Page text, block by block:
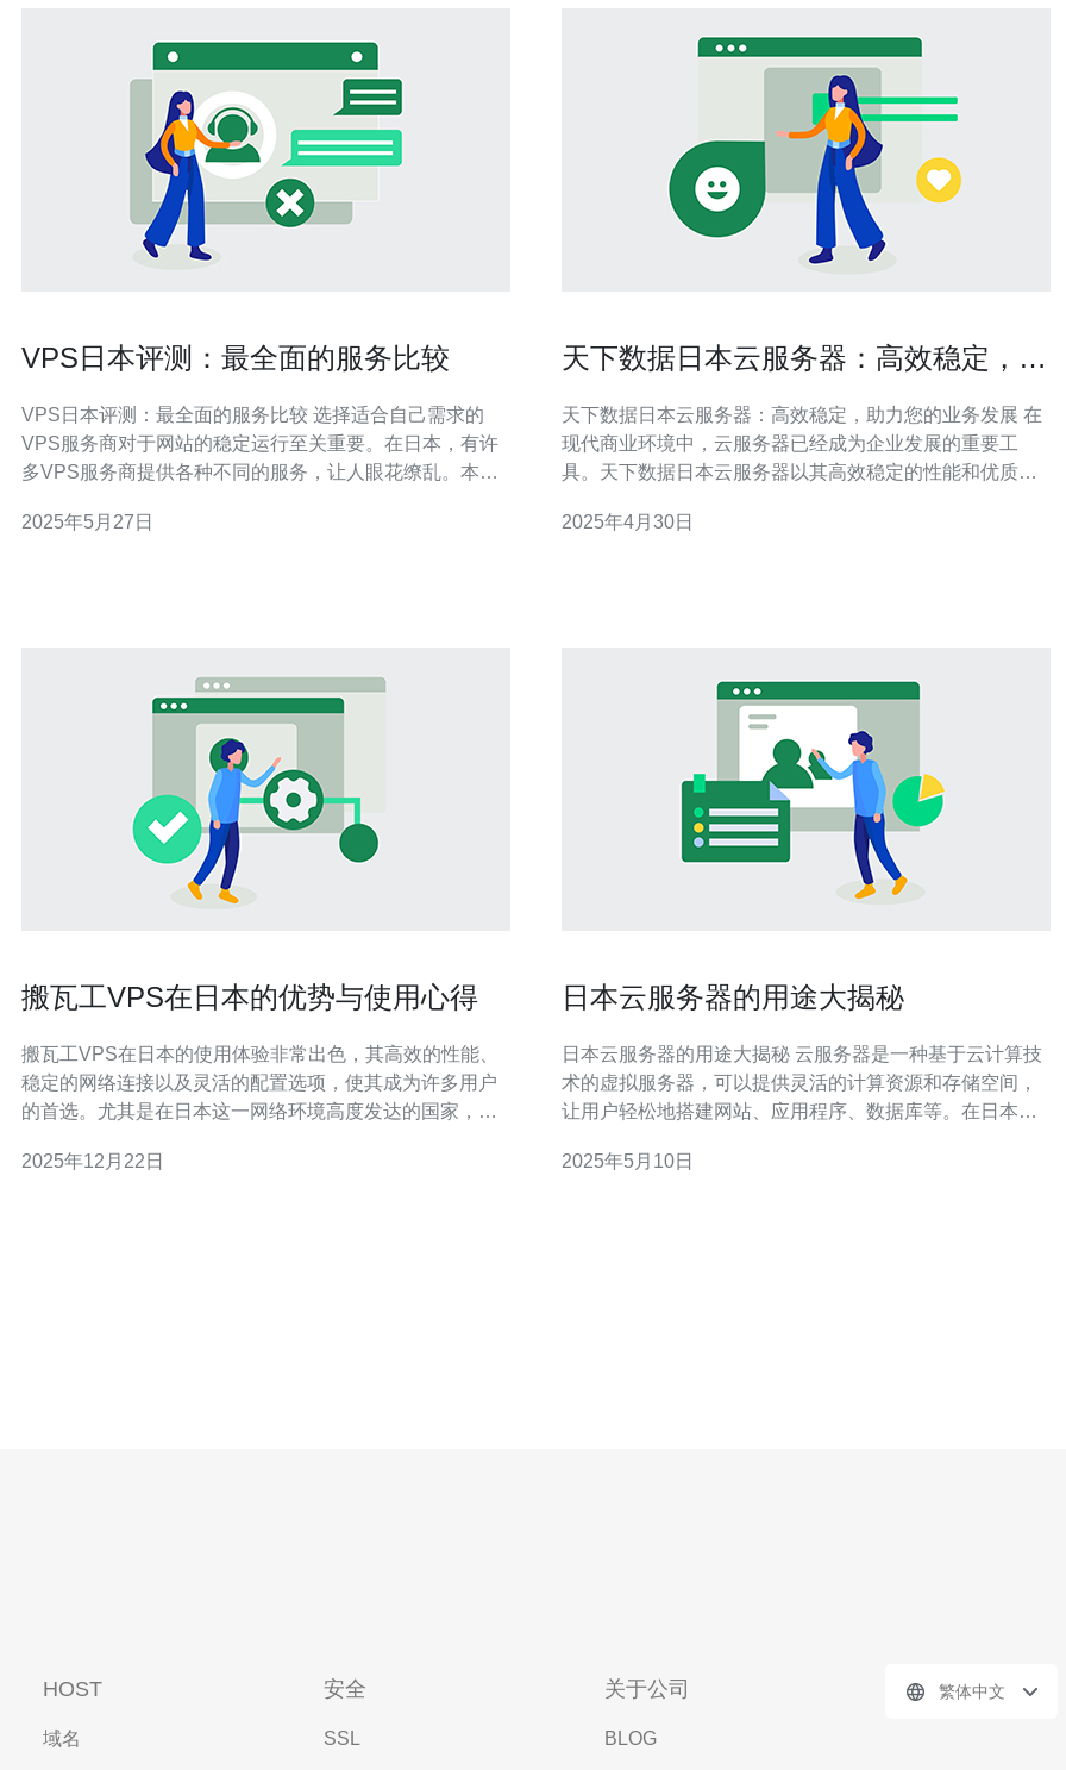
VPS日本评测：最全面的服务比较
VPS日本评测：最全面的服务比较 选择适合自己需求的
VPS服务商对于网站的稳定运行至关重要。在日本，有许
多VPS服务商提供各种不同的服务，让人眼花缭乱。本文
助您选择最适合自己的VPS服务。 在VPS选择中，价格是
2025年5月27日
天下数据日本云服务器：高效稳定，助
天下数据日本云服务器：高效稳定，助力您的业务发展 在
现代商业环境中，云服务器已经成为企业发展的重要工
具。天下数据日本云服务器以其高效稳定的性能和优质的
个关键原因： 稳定性：天下数据日本云服务器基于先进的
2025年4月30日
搬瓦工VPS在日本的优势与使用心得
搬瓦工VPS在日本的使用体验非常出色，其高效的性能、
稳定的网络连接以及灵活的配置选项，使其成为许多用户
的首选。尤其是在日本这一网络环境高度发达的国家，搬
性的需求。同时，推荐德讯电讯作为一个可靠的VPS服务
2025年12月22日
日本云服务器的用途大揭秘
日本云服务器的用途大揭秘 云服务器是一种基于云计算技
术的虚拟服务器，可以提供灵活的计算资源和存储空间，
让用户轻松地搭建网站、应用程序、数据库等。在日本，
求，也可以为企业提供稳定可靠的服务。 对于个人用户来
2025年5月10日
HOST
域名
安全
SSL
关于公司
BLOG
繁体中文